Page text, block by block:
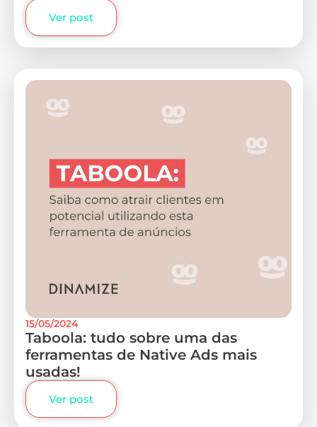
Ver post
15/05/2024
Taboola: tudo sobre uma das
ferramentas de Native Ads mais
usadas!
Ver post